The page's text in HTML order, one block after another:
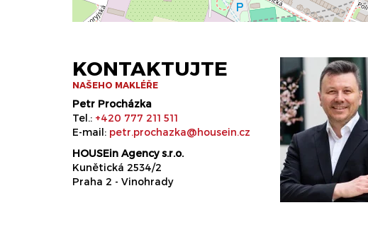
KONTAKTUJTE
NAŠEHO MAKLÉŘE
Petr Procházka
Tel.: +420 777 211 511
E-mail: petr.prochazka@housein.cz
HOUSEin Agency s.r.o.
Kunětická 2534/2
Praha 2 - Vinohrady